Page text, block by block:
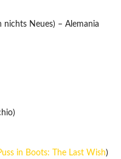
nichts Neues) – Alemania
in Boots: The Last Wish)